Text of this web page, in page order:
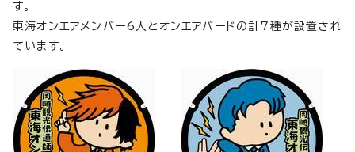
す。
東海オンエアメンバー6人とオンエアバードの計7種が設置され
ています。